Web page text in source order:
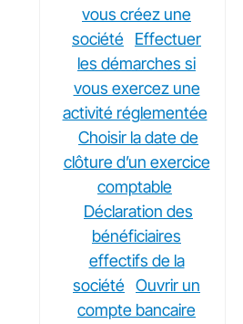
vous créez une
société
Effectuer
les démarches si
vous exercez une
activité réglementée
Choisir la date de
clôture d’un exercice
comptable
Déclaration des
bénéficiaires
effectifs de la
société Ouvrir un
compte bancaire